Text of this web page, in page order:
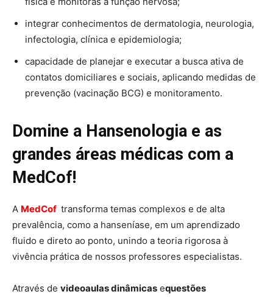
integrar conhecimentos de dermatologia, neurologia,
infectologia, clínica e epidemiologia;
capacidade de planejar e executar a busca ativa de
contatos domiciliares e sociais, aplicando medidas de
prevenção (vacinação BCG) e monitoramento.
Domine a Hansenologia e as
grandes áreas médicas com a
MedCof!
A MedCof transforma temas complexos e de alta
prevalência, como a hanseníase, em um aprendizado
fluido e direto ao ponto, unindo a teoria rigorosa à
vivência prática de nossos professores especialistas.
Através de videoaulas dinâmicas equestões